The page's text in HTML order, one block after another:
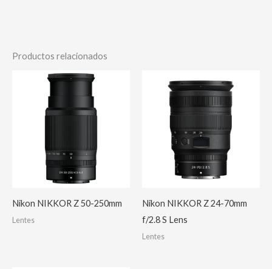
Productos relacionados
Nikon NIKKOR Z 50-250mm
Lentes
Nikon NIKKOR Z 24-70mm
f/2.8 S Lens
Lentes